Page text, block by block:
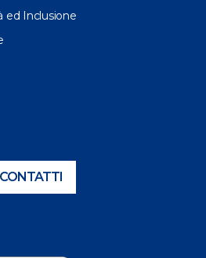
ed Inclusione
CONTATTI